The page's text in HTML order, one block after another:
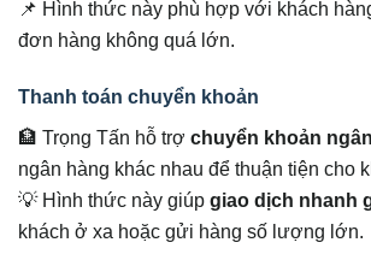
📌 Hình thức này phù hợp với khách
đơn hàng không quá lớn.
Thanh toán chuyển khoản
🏦 Trọng Tấn hỗ trợ chuyển khoản
ngân hàng khác nhau để thuận tiện cho
💡 Hình thức này giúp giao dịch nhanh
khách ở xa hoặc gửi hàng số lượng lớn.